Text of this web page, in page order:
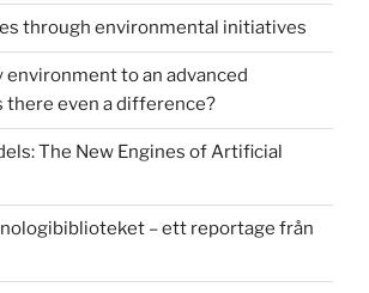
through environmental initiatives
environment to an advanced
there even a difference?
The New Engines of Artificial
– ett reportage från